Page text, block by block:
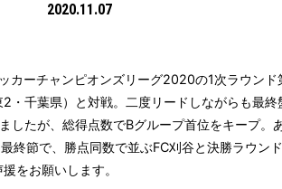
2020.11.07
カーチャンピオンズリーグ2020の1次ラウンド
・千葉県）と対戦。二度リードしながらも最終
したが、総得点数でBグループ首位をキープ。
終節で、勝点同数で並ぶFC刈谷と決勝ラウン
をお願いします。